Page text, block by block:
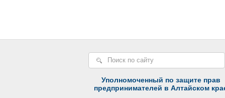
Уполномоченный по защите прав
предпринимателей в Алтайском